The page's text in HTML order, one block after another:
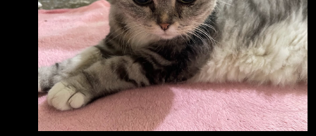
南都會被翻掉 就順水推舟 還把郭台銘的功勞搶
走 現在汙十億是那律師拿錢 疫苗一樣買進來 一
樣救了當初命在旦夕的台灣人 A 錢是慈濟跟那
律師的事 你他媽陳時鐘 跟蔡英文 這時間死的八
百多人就是你們害的 幹你娘睿智咧 我叫你們殺
人兇手也是剛好而已 操 :